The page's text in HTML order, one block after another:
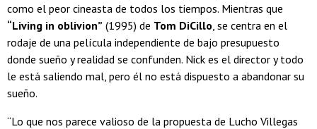
como el peor cineasta de todos los tiempos. Mientras que
“Living in oblivion” (1995) de Tom DiCillo , se centra en el
rodaje de una película independiente de bajo presupuesto
donde sueño y realidad se confunden. Nick es el director y todo
le está saliendo mal, pero él no está dispuesto a abandonar su
sueño.
“Lo que nos parece valioso de la propuesta de Lucho Villegas